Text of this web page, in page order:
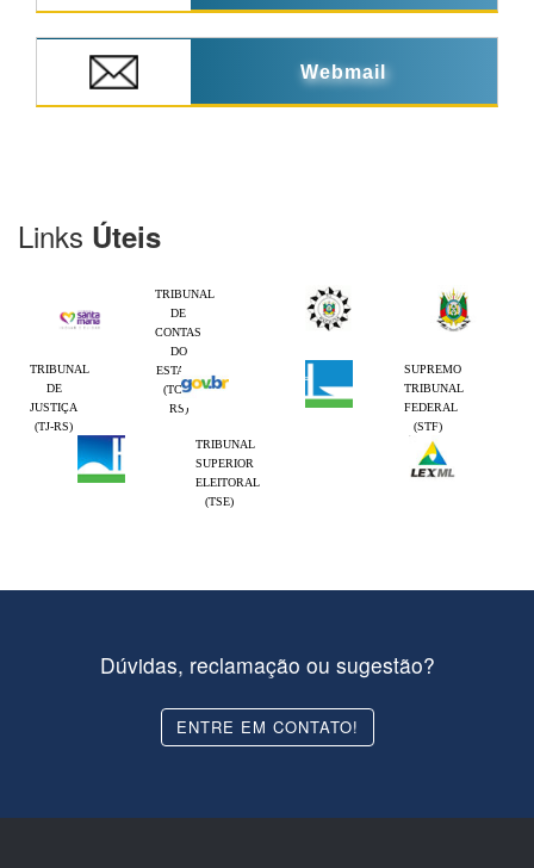
Webmail
Links Úteis
TRIBUNAL
DE
CONTAS
DO
ESTADO
(TCE-
RS)
TRIBUNAL
DE
JUSTIÇA
(TJ-RS)
SUPREMO
TRIBUNAL
FEDERAL
(STF)
TRIBUNAL
SUPERIOR
ELEITORAL
(TSE)
Dúvidas, reclamação ou sugestão?
ENTRE EM CONTATO!